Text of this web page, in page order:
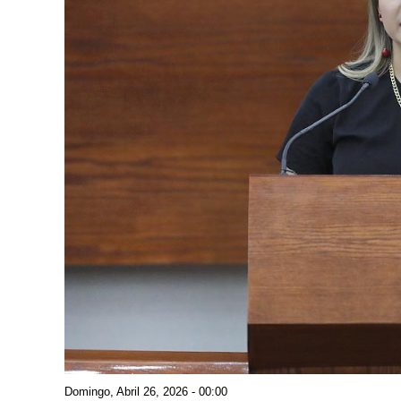
Domingo, Abril 26, 2026 - 00:00